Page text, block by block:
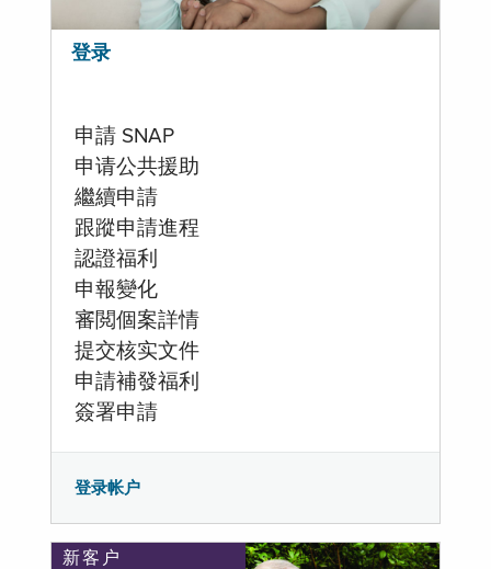
登录
申請 SNAP
申请公共援助
繼續申請
跟蹤申請進程
認證福利
申報變化
審閲個案詳情
提交核实文件
申請補發福利
簽署申請
登录帐户
新客户